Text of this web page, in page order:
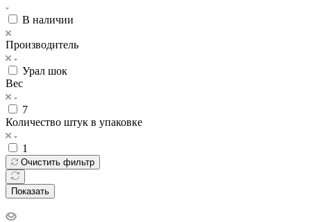
В наличии
Производитель
Урал шок
Вес
7
Количество штук в упаковке
1
Очистить фильтр
Показать